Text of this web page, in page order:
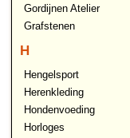
Gordijnen Atelier
Grafstenen
H
Hengelsport
Herenkleding
Hondenvoeding
Horloges